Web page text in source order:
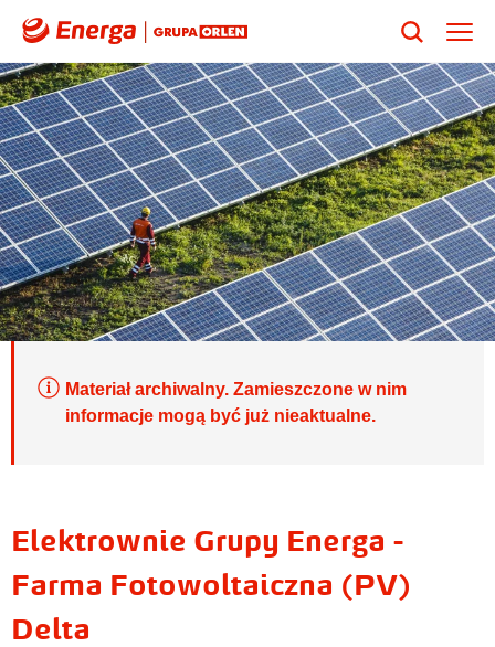
Materiał archiwalny. Zamieszczone w nim
informacje mogą być już nieaktualne.
Elektrownie Grupy Energa -
Farma Fotowoltaiczna (PV)
Delta